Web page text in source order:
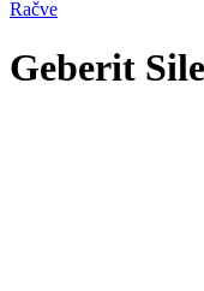
Račve
Geberit